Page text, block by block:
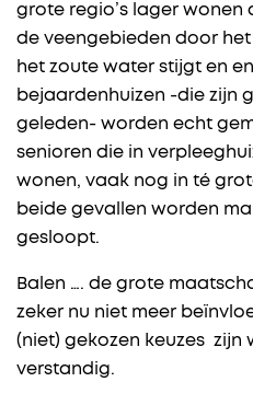
grote regio’s lager wonen
de veengebieden door
het zoute water stijgt en
bejaardenhuizen -die zijn
geleden- worden echt
senioren die in
wonen, vaak nog in té
beide gevallen worden
gesloopt.
Balen …. de grote
zeker nu niet meer
(niet) gekozen keuzes zijn
verstandig.